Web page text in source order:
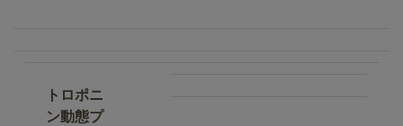
トロポニ
ン動態プ